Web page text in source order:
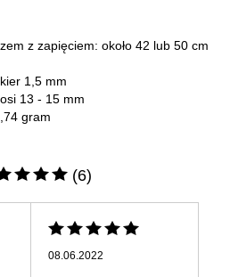
z zapięciem: około 42 lub 50 cm
1,5 mm
13 - 15 mm
gram
(6)
08.06.2022